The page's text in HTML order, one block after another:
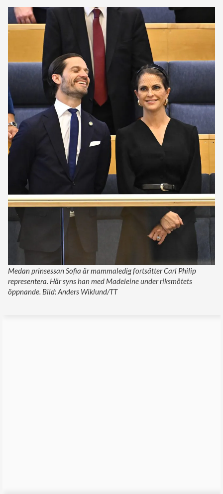
Medan prinsessan Sofia är mammaledig fortsätter Carl Philip
representera. Här syns han med Madeleine under riksmötets
öppnande. Bild: Anders Wiklund/TT